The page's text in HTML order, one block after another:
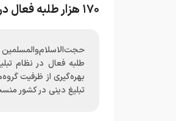
۱۷۰ هزار طلبه فعال در میدان تبلیغ/ «زندگی با آیه‌ها» آغاز جریان‌سازی قرآنی
طلبه فعال در نظام
بهره‌گیری از ظرفیت
تبلیغ دینی در کشور